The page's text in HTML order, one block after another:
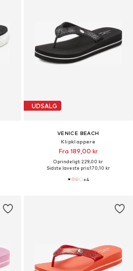
UDSALG
VENICE BEACH
Klipklappere
Fra 189,00 kr
Oprindeligt: 229,00 kr
Sidste laveste pris:170,10 kr
+4